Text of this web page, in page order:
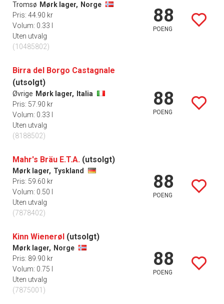
Tromsø Mørk lager, Norge
Pris: 44.90 kr
Volum: 0.33 l
Uten utvalg
(10485802)
88
POENG
Birra del Borgo Castagnale
(utsolgt)
Øvrige Mørk lager,
Italia
Pris: 57.90 kr
Volum: 0.33 l
Uten utvalg
(8188502)
88
POENG
Mahr's Bräu E.T.A. (utsolgt)
Mørk lager, Tyskland
Pris: 59.60 kr
Volum: 0.50 l
Uten utvalg
(7878402)
88
POENG
Kinn Wienerøl (utsolgt)
Mørk lager, Norge
Pris: 89.90 kr
Volum: 0.75 l
Uten utvalg
(7875001)
88
POENG